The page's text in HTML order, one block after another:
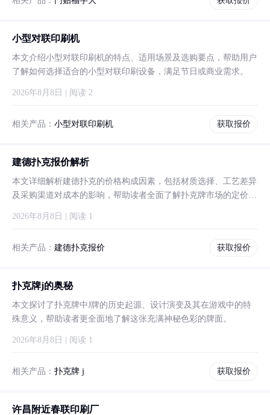
小型对联印刷机
本文介绍小型对联印刷机的特点、适用场景及选购要点，帮助用户
了解如何选择适合的小型对联印刷设备，满足节日或商业需求。
2026年8月8日 | 阅读 2
相关产品： 小型对联印刷机 获取报价
建德扑克报价解析
本文详细解析建德扑克的价格构成因素，包括材质选择、工艺差异
及采购渠道对成本的影响，帮助读者全面了解扑克牌市场的定价逻
2026年8月8日 | 阅读 1
相关产品： 建德扑克报价 获取报价
扑克牌j的奥秘
本文探讨了扑克牌中J牌的历史起源、设计演变及其在游戏中的特
殊意义，帮助读者更全面地了解这张充满神秘色彩的牌面。
2026年8月8日 | 阅读 1
相关产品： 扑克牌 j 获取报价
许昌附近春联印刷厂